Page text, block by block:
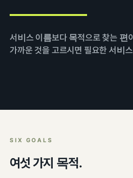
퍼포먼스 광고
크리에이티브
검색최적화 (SEO · GEO)
고객 DB 수집
인사이트
서비스 이름보다 목적으로 찾는 편
가까운 것을 고르시면 필요한 서비
SIX GOALS
여섯 가지 목적.